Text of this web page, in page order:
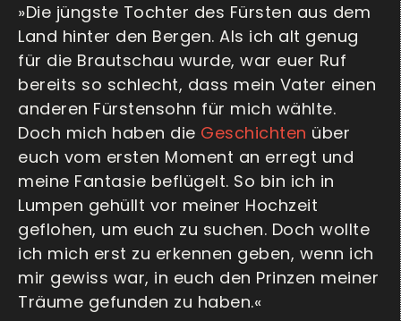
»Die jüngste Tochter des Fürsten aus dem
Land hinter den Bergen. Als ich alt genug
für die Brautschau wurde, war euer Ruf
bereits so schlecht, dass mein Vater einen
anderen Fürstensohn für mich wählte.
Doch mich haben die Geschichten über
euch vom ersten Moment an erregt und
meine Fantasie beflügelt. So bin ich in
Lumpen gehüllt vor meiner Hochzeit
geflohen, um euch zu suchen. Doch wollte
ich mich erst zu erkennen geben, wenn ich
mir gewiss war, in euch den Prinzen meiner
Träume gefunden zu haben.«